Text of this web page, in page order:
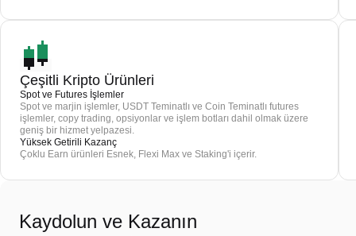
Çeşitli Kripto Ürünleri
Spot ve Futures İşlemler
Spot ve marjin işlemler, USDT Teminatlı ve Coin Teminatlı futures
işlemler, copy trading, opsiyonlar ve işlem botları dahil olmak üzere
geniş bir hizmet yelpazesi.
Yüksek Getirili Kazanç
Çoklu Earn ürünleri Esnek, Flexi Max ve Staking'i içerir.
Kaydolun ve Kazanın